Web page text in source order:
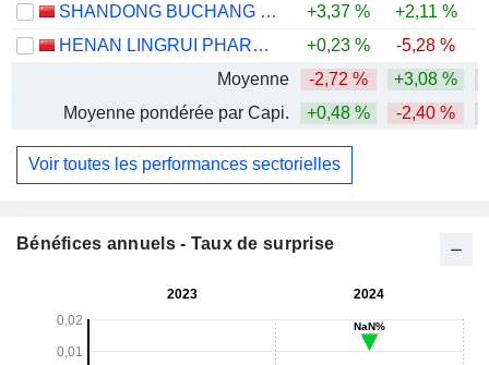
SHANDONG BUCHANG PHARMACEUTICALS CO., LTD.
+3,37 % +2,11 %
HENAN LINGRUI PHARMACEUTICAL CO., LTD.
+0,23 % -5,28 %
Moyenne
-2,72 % +3,08 %
Moyenne pondérée par Capi.
+0,48 % -2,40 %
Voir toutes les performances sectorielles
Bénéfices annuels - Taux de surprise